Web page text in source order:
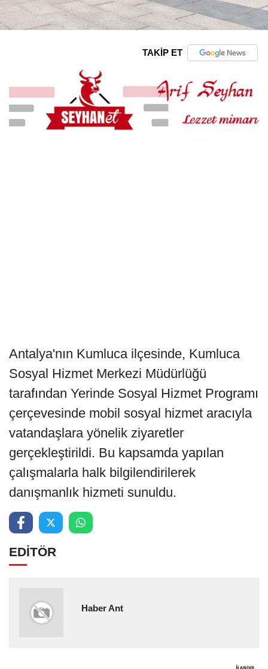
TAKİP ET
Antalya'nın Kumluca ilçesinde, Kumluca
Sosyal Hizmet Merkezi Müdürlüğü
tarafından Yerinde Sosyal Hizmet Programı
çerçevesinde mobil sosyal hizmet aracıyla
vatandaşlara yönelik ziyaretler
gerçekleştirildi. Bu kapsamda yapılan
çalışmalarla halk bilgilendirilerek
danışmanlık hizmeti sunuldu.
EDİTÖR
Haber Ant